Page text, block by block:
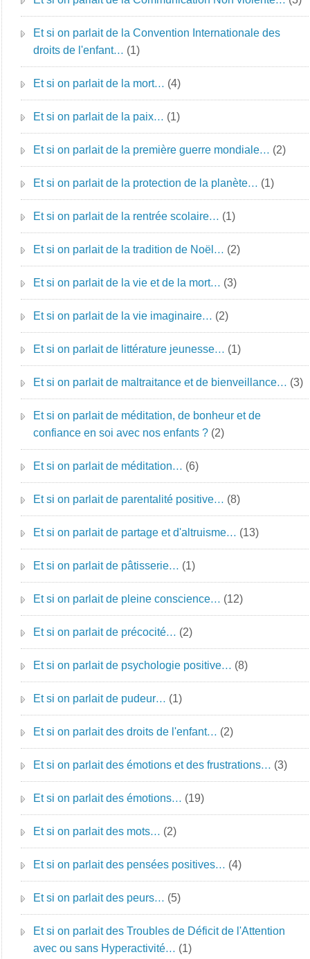
Et si on parlait de la Convention Internationale des
droits de l'enfant… (1)
Et si on parlait de la mort… (4)
Et si on parlait de la paix… (1)
Et si on parlait de la première guerre mondiale… (2)
Et si on parlait de la protection de la planète… (1)
Et si on parlait de la rentrée scolaire… (1)
Et si on parlait de la tradition de Noël… (2)
Et si on parlait de la vie et de la mort… (3)
Et si on parlait de la vie imaginaire… (2)
Et si on parlait de littérature jeunesse… (1)
Et si on parlait de maltraitance et de bienveillance… (3)
Et si on parlait de méditation, de bonheur et de
confiance en soi avec nos enfants ? (2)
Et si on parlait de méditation… (6)
Et si on parlait de parentalité positive… (8)
Et si on parlait de partage et d'altruisme… (13)
Et si on parlait de pâtisserie… (1)
Et si on parlait de pleine conscience… (12)
Et si on parlait de précocité… (2)
Et si on parlait de psychologie positive… (8)
Et si on parlait de pudeur… (1)
Et si on parlait des droits de l'enfant… (2)
Et si on parlait des émotions et des frustrations… (3)
Et si on parlait des émotions… (19)
Et si on parlait des mots… (2)
Et si on parlait des pensées positives… (4)
Et si on parlait des peurs… (5)
Et si on parlait des Troubles de Déficit de l'Attention
avec ou sans Hyperactivité… (1)